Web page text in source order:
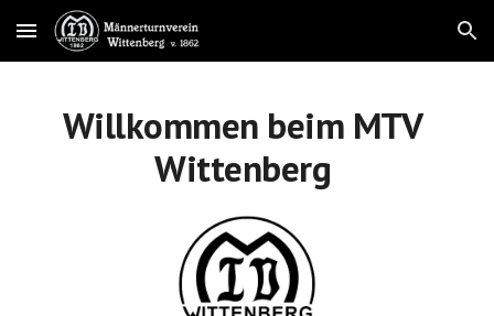
Skip to main content Skip to navigation
Willkommen beim MTV
Wittenberg